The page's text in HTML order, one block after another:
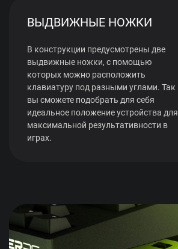
ВЫДВИЖНЫЕ НОЖКИ
В конструкции предусмотрены две
выдвижные ножки, с помощью
которых можно расположить
клавиатуру под разными углами. Так
вы сможете подобрать для себя
идеальное положение устройства для
максимальной результативности в
играх.